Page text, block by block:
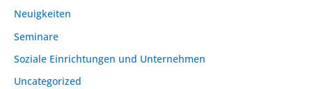
Neuigkeiten
Seminare
Soziale Einrichtungen und Unternehmen
Uncategorized